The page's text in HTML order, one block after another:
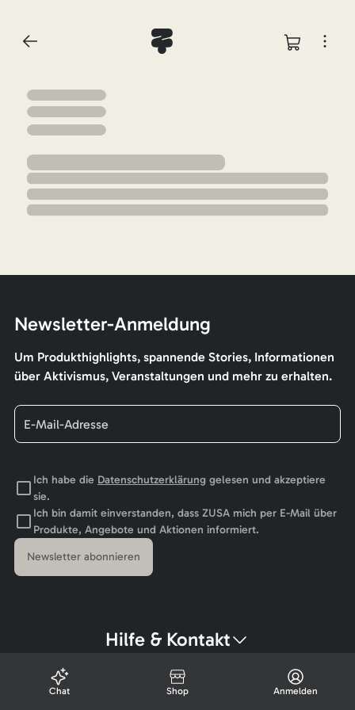
Newsletter-Anmeldung
Um Produkthighlights, spannende Stories, Informationen
über Aktivismus, Veranstaltungen und mehr zu erhalten.
Ich habe die Datenschutzerklärunggelesen und akzeptiere
sie.
Ich bin damit einverstanden, dass ZUSA mich per E-Mail über
Produkte, Angebote und Aktionen informiert.
Newsletter abonnieren
Hilfe & Kontakt
Chat Shop Anmelden